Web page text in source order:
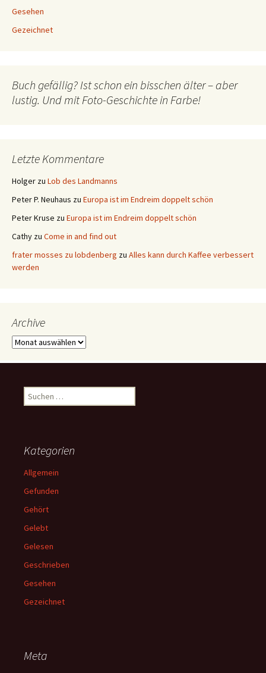
Gesehen
Gezeichnet
Buch gefällig? Ist schon ein bisschen älter – aber
lustig. Und mit Foto-Geschichte in Farbe!
Letzte Kommentare
Holger zu Lob des Landmanns
Peter P. Neuhaus zu Europa ist im Endreim doppelt schön
Peter Kruse zu Europa ist im Endreim doppelt schön
Cathy zu Come in and find out
frater mosses zu lobdenberg zu Alles kann durch Kaffee verbessert
werden
Archive
Archive
Suchen
nach:
Kategorien
Allgemein
Gefunden
Gehört
Gelebt
Gelesen
Geschrieben
Gesehen
Gezeichnet
Meta